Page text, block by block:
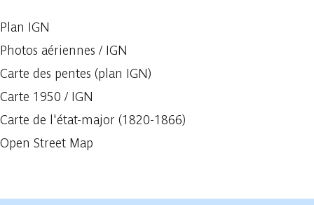
Plan IGN
Photos aériennes / IGN
Carte des pentes (plan IGN)
Carte 1950 / IGN
Carte de l'état-major (1820-1866)
Open Street Map